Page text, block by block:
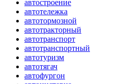
автостроение
автотележка
автотормозной
автотракторный
автотранспорт
автотранспортный
автотуризм
автотягач
автофургон